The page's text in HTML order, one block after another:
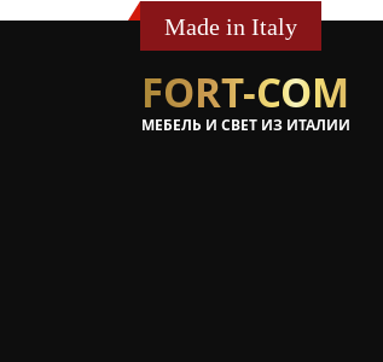
Made in Italy
FORT-COM
МЕБЕЛЬ И СВЕТ ИЗ ИТАЛИИ